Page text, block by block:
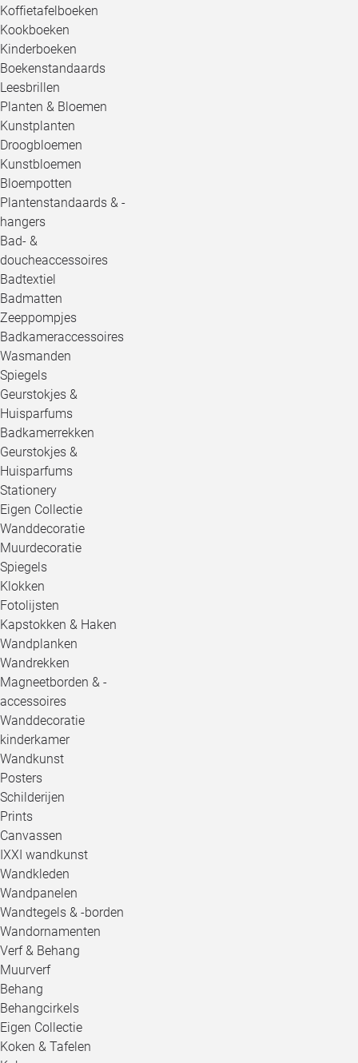
Koffietafelboeken
Kookboeken
Kinderboeken
Boekenstandaards
Leesbrillen
Planten & Bloemen
Kunstplanten
Droogbloemen
Kunstbloemen
Bloempotten
Plantenstandaards & -
hangers
Bad- &
doucheaccessoires
Badtextiel
Badmatten
Zeeppompjes
Badkameraccessoires
Wasmanden
Spiegels
Geurstokjes &
Huisparfums
Badkamerrekken
Geurstokjes &
Huisparfums
Stationery
Eigen Collectie
Wanddecoratie
Muurdecoratie
Spiegels
Klokken
Fotolijsten
Kapstokken & Haken
Wandplanken
Wandrekken
Magneetborden & -
accessoires
Wanddecoratie
kinderkamer
Wandkunst
Posters
Schilderijen
Prints
Canvassen
IXXI wandkunst
Wandkleden
Wandpanelen
Wandtegels & -borden
Wandornamenten
Verf & Behang
Muurverf
Behang
Behangcirkels
Eigen Collectie
Koken & Tafelen